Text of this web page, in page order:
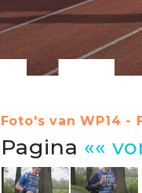
Foto's van WP14 -
Pagina ««